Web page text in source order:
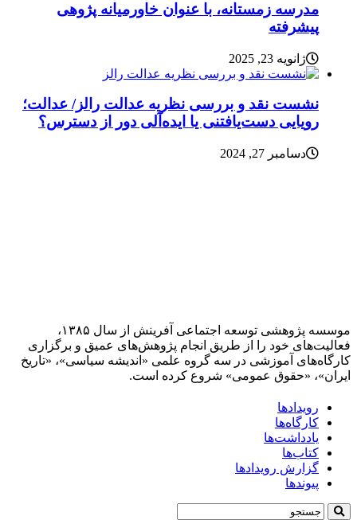
مدرسه زمستانه، با عنوان خاورمیانه پژوهی
پیشرفته
ژانویه 23, 2025
نشست نقد و بررسی نظریه عدالت رالز/ عدالت؛
رویایی دست‌یافتنی یا ایده‌آلی دور از دسترس؟
دسامبر 27, 2024
موسسه پژوهشی توسعه اجتماعی آفرینش از سال ۱۳۸۵،
فعالیت‌های خود را از طریق انجام پژوهش‌های عمیق و برگزاری
کارگاه‌های آموزشی در سه گروه علمی «اندیشه سیاسی»، «تاریخ
ایران»، «حقوق عمومی» شروع کرده است.
رویدادها
کارگاه‌ها
یادداشت‌ها
کتاب‌ها
گزارش رویدادها
پیوندها